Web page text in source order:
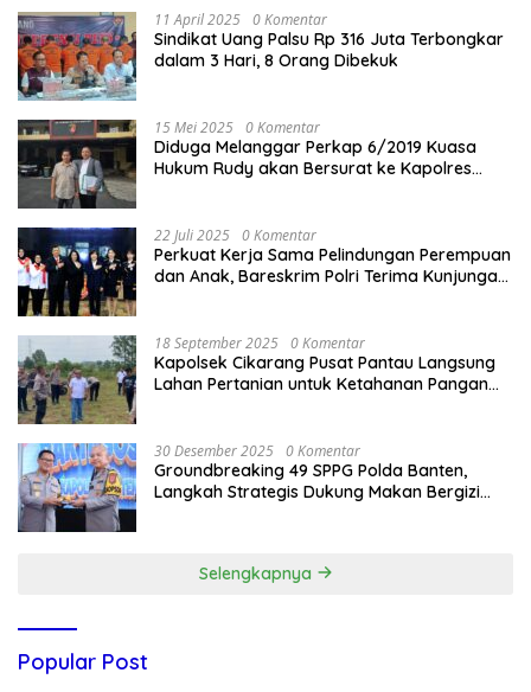
11 April 2025 0 Komentar
Sindikat Uang Palsu Rp 316 Juta Terbongkar
dalam 3 Hari, 8 Orang Dibekuk
15 Mei 2025 0 Komentar
Diduga Melanggar Perkap 6/2019 Kuasa
Hukum Rudy akan Bersurat ke Kapolres
22 Juli 2025 0 Komentar
Perkuat Kerja Sama Pelindungan Perempuan
dan Anak, Bareskrim Polri Terima Kunjungan
18 September 2025 0 Komentar
Kapolsek Cikarang Pusat Pantau Langsung
Lahan Pertanian untuk Ketahanan Pangan
30 Desember 2025 0 Komentar
Groundbreaking 49 SPPG Polda Banten,
Langkah Strategis Dukung Makan Bergizi
Selengkapnya
Popular Post